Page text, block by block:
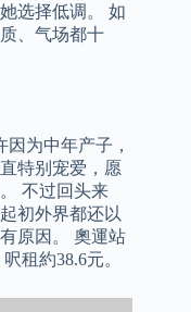
选择低调。 如
、气场都十
为中年产子，
特别宠爱，愿
不过回头来
初外界都还以
原因。 奧運站
租約38.6元。